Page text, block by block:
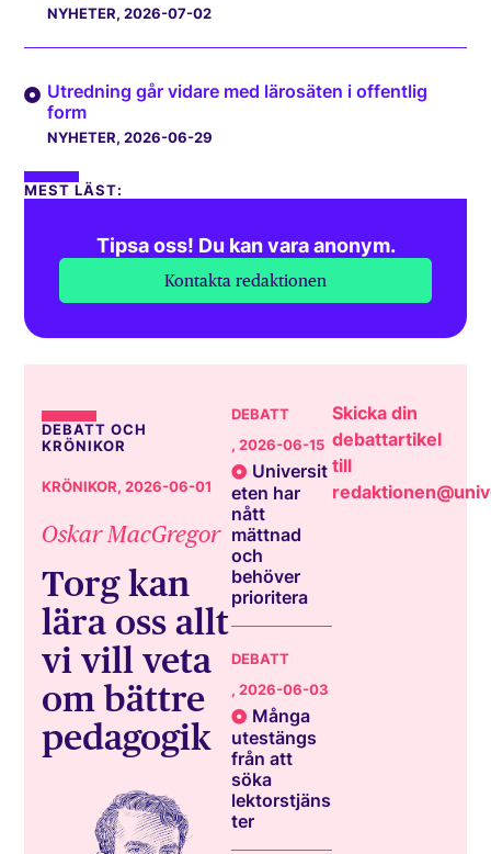
NYHETER, 2026-07-02
Utredning går vidare med lärosäten i offentlig
form
NYHETER, 2026-06-29
MEST LÄST:
Tipsa oss! Du kan vara anonym.
Kontakta redaktionen
DEBATT OCH
KRÖNIKOR
KRÖNIKOR, 2026-06-01
Oskar MacGregor
Torg kan
lära oss allt
vi vill veta
om bättre
pedagogik
DEBATT
, 2026-06-15
Universit
eten har
nått
mättnad
och
behöver
prioritera
DEBATT
, 2026-06-03
Många
utestängs
från att
söka
lektorstjäns
ter
Skicka din
debattartikel
till